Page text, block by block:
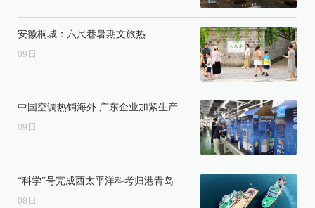
安徽桐城：六尺巷暑期文旅热
09 日
中国空调热销海外 广东企业加紧生产
09 日
“科学”号完成西太平洋科考归港青岛
08 日